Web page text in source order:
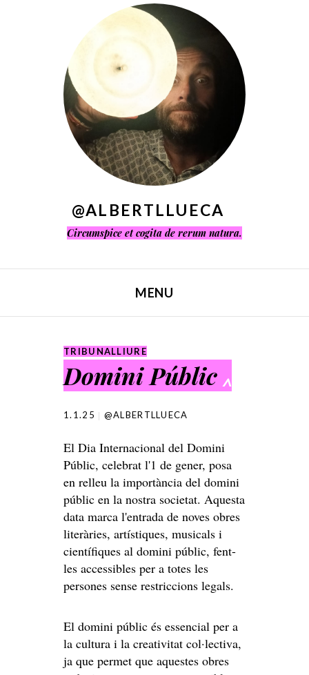
@ALBERTLLUECA
Circumspice et cogita de rerum natura.
MENU
TRIBUNALLIURE
Domini Públic ^
1.1.25 @ALBERTLLUECA
El Dia Internacional del Domini
Públic, celebrat l'1 de gener, posa
en relleu la importància del domini
públic en la nostra societat. Aquesta
data marca l'entrada de noves obres
literàries, artístiques, musicals i
científiques al domini públic, fent-
les accessibles per a totes les
persones sense restriccions legals.
El domini públic és essencial per a
la cultura i la creativitat col·lectiva,
ja que permet que aquestes obres